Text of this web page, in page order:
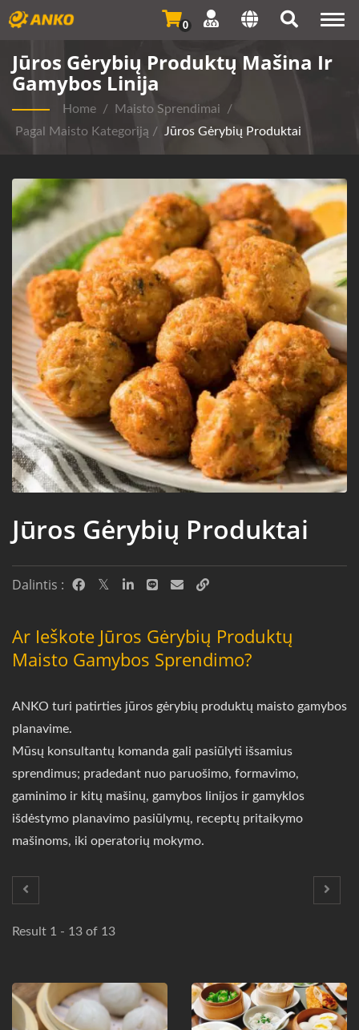
0
Jūros Gėrybių Produktų Mašina Ir
Gamybos Linija
Home / Maisto Sprendimai
/
Pagal Maisto Kategoriją / Jūros Gėrybių Produktai
Jūros Gėrybių Produktai
Dalintis :
Ar Ieškote Jūros Gėrybių Produktų
Maisto Gamybos Sprendimo?
ANKO turi patirties jūros gėrybių produktų maisto gamybos
planavime.
Mūsų konsultantų komanda gali pasiūlyti išsamius
sprendimus; pradedant nuo paruošimo, formavimo,
gaminimo ir kitų mašinų, gamybos linijos ir gamyklos
išdėstymo planavimo pasiūlymų, receptų pritaikymo
mašinoms, iki operatorių mokymo.
Result 1 - 13 of 13